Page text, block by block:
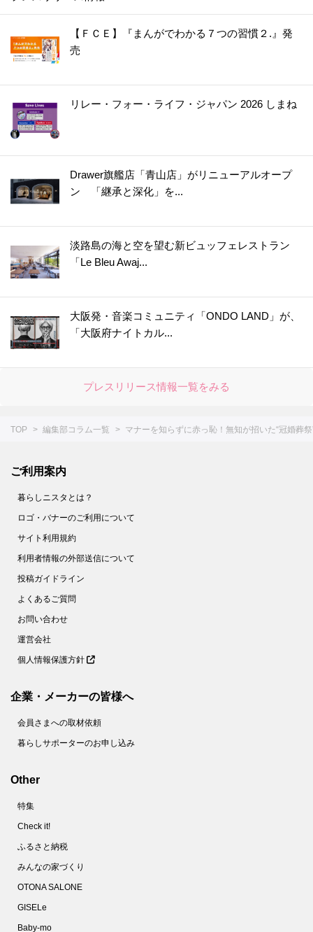
【ＦＣＥ】『まんがでわかる７つの習慣２.』発
売
リレー・フォー・ライフ・ジャパン 2026 しまね
Drawer旗艦店「青山店」がリニューアルオープ
ン 「継承と深化」を...
淡路島の海と空を望む新ビュッフェレストラン
「Le Bleu Awaj...
大阪発・音楽コミュニティ「ONDO LAND」が、
「大阪府ナイトカル...
プレスリリース情報一覧をみる
TOP 編集部コラム一覧 マナーを知らずに赤っ恥！無知が招いた“冠婚葬
ご利用案内
暮らしニスタとは？
ロゴ・バナーのご利用について
サイト利用規約
利用者情報の外部送信について
投稿ガイドライン
よくあるご質問
お問い合わせ
運営会社
個人情報保護方針
企業・メーカーの皆様へ
会員さまへの取材依頼
暮らしサポーターのお申し込み
Other
特集
Check it!
ふるさと納税
みんなの家づくり
OTONA SALONE
GISELe
Baby-mo